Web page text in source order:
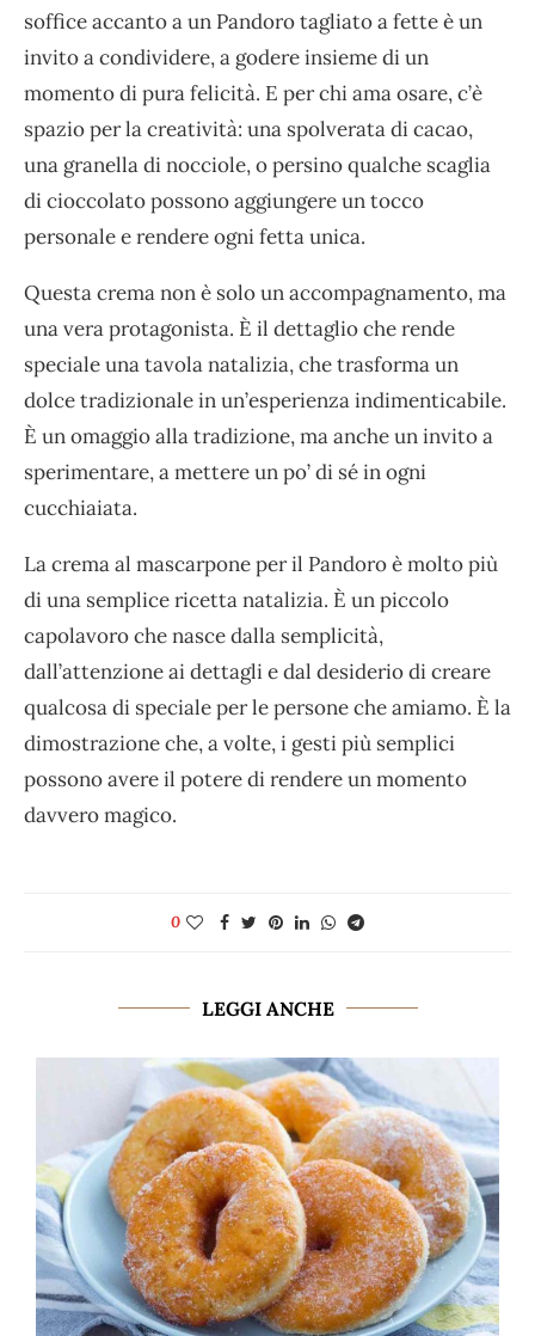
soffice accanto a un Pandoro tagliato a fette è un
invito a condividere, a godere insieme di un
momento di pura felicità. E per chi ama osare, c’è
spazio per la creatività: una spolverata di cacao,
una granella di nocciole, o persino qualche scaglia
di cioccolato possono aggiungere un tocco
personale e rendere ogni fetta unica.
Questa crema non è solo un accompagnamento, ma
una vera protagonista. È il dettaglio che rende
speciale una tavola natalizia, che trasforma un
dolce tradizionale in un’esperienza indimenticabile.
È un omaggio alla tradizione, ma anche un invito a
sperimentare, a mettere un po’ di sé in ogni
cucchiaiata.
La crema al mascarpone per il Pandoro è molto più
di una semplice ricetta natalizia. È un piccolo
capolavoro che nasce dalla semplicità,
dall’attenzione ai dettagli e dal desiderio di creare
qualcosa di speciale per le persone che amiamo. È la
dimostrazione che, a volte, i gesti più semplici
possono avere il potere di rendere un momento
davvero magico.
0
LEGGI ANCHE